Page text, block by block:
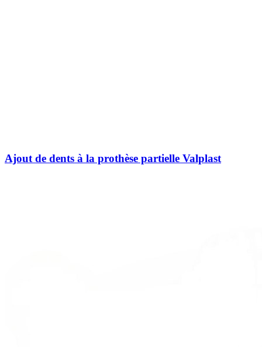
Ajout de dents à la prothèse partielle Valplast